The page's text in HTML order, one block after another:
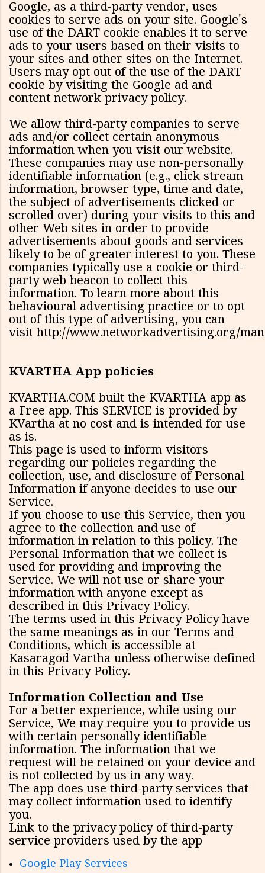
Google, as a third-party vendor, uses
cookies to serve ads on your site. Google's
use of the DART cookie enables it to serve
ads to your users based on their visits to
your sites and other sites on the Internet.
Users may opt out of the use of the DART
cookie by visiting the Google ad and
content network privacy policy.
We allow third-party companies to serve
ads and/or collect certain anonymous
information when you visit our website.
These companies may use non-personally
identifiable information (e.g., click stream
information, browser type, time and date,
the subject of advertisements clicked or
scrolled over) during your visits to this and
other Web sites in order to provide
advertisements about goods and services
likely to be of greater interest to you. These
companies typically use a cookie or third-
party web beacon to collect this
information. To learn more about this
behavioural advertising practice or to opt
out of this type of advertising, you can
visit http://www.networkadvertising.org/
KVARTHA App policies
KVARTHA.COM built the KVARTHA app as
a Free app. This SERVICE is provided by
KVartha at no cost and is intended for use
as is.
This page is used to inform visitors
regarding our policies regarding the
collection, use, and disclosure of Personal
Information if anyone decides to use our
Service.
If you choose to use this Service, then you
agree to the collection and use of
information in relation to this policy. The
Personal Information that we collect is
used for providing and improving the
Service. We will not use or share your
information with anyone except as
described in this Privacy Policy.
The terms used in this Privacy Policy have
the same meanings as in our Terms and
Conditions, which is accessible at
Kasaragod Vartha unless otherwise defined
in this Privacy Policy.
Information Collection and Use
For a better experience, while using our
Service, We may require you to provide us
with certain personally identifiable
information. The information that we
request will be retained on your device and
is not collected by us in any way.
The app does use third-party services that
may collect information used to identify
you.
Link to the privacy policy of third-party
service providers used by the app
Google Play Services